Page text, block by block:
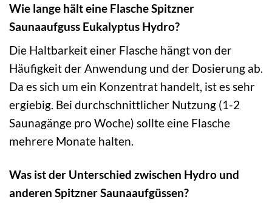
Wie lange hält eine Flasche Spitzner
Saunaaufguss Eukalyptus Hydro?
Die Haltbarkeit einer Flasche hängt von der
Häufigkeit der Anwendung und der Dosierung ab.
Da es sich um ein Konzentrat handelt, ist es sehr
ergiebig. Bei durchschnittlicher Nutzung (1-2
Saunagänge pro Woche) sollte eine Flasche
mehrere Monate halten.
Was ist der Unterschied zwischen Hydro und
anderen Spitzner Saunaaufgüssen?